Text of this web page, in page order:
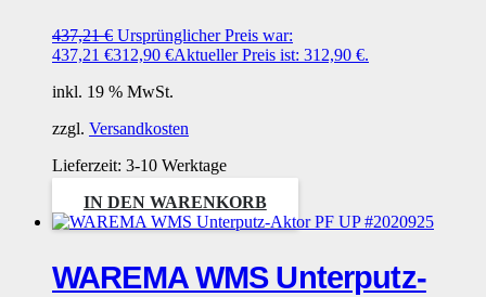
437,21€ Ursprünglicher Preis war:
437,21 €312,90 €Aktueller Preis ist: 312,90 €.
inkl. 19 % MwSt.
zzgl. Versandkosten
Lieferzeit: 3-10 Werktage
IN DEN WARENKORB
WAREMA WMS Unterputz-